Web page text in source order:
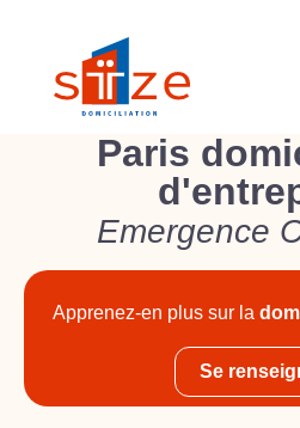
Paris
Emergence
Apprenez-en plus sur la
Se